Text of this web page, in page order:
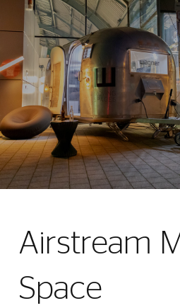
Airstream
Space